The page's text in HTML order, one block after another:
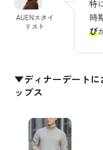
AUENスタイ
リスト
特
時
び
▼ディナーデートに
ップス